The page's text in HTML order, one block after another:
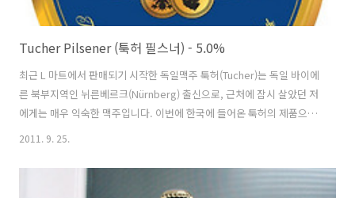
Tucher Pilsener (툭허 필스너) - 5.0%
최근 L 마트에서 판매되기 시작한 독일맥주 툭허(Tucher)는 독일 바이에
른 북부지역인 뉘른베르크(Nürnberg) 출신으로, 근처에 잠시 살았던 저
에게는 매우 익숙한 맥주입니다. 이번에 한국에 들어온 툭허의 제품으로
는 이번 필스너와 바이스비어 두 종류로, 바이스비어는 대용량 케그로도
트 3사에서는 신제품을 선보였는데, '로얄 더치'란 네덜란드 출신 맥주만
하나만 제외하면 모두들 독일출신의 맥주였습니다. - 블로그에 등록된
2011. 9. 25.